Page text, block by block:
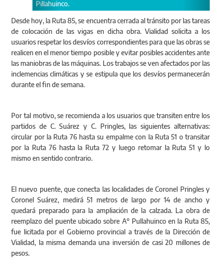
Desde hoy, la Ruta 85, se encuentra cerrada al tránsito por las tareas
de colocación de las vigas en dicha obra. Vialidad solicita a los
usuarios respetar los desvíos correspondientes para que las obras se
realicen en el menor tiempo posible y evitar posibles accidentes ante
las maniobras de las máquinas. Los trabajos se ven afectados por las
inclemencias climáticas y se estipula que los desvíos permanecerán
durante el fin de semana.
Por tal motivo, se recomienda a los usuarios que transiten entre los
partidos de C. Suárez y C. Pringles, las siguientes alternativas:
circular por la Ruta 76 hasta su empalme con la Ruta 51 o transitar
por la Ruta 76 hasta la Ruta 72 y luego retomar la Ruta 51 y lo
mismo en sentido contrario.
El nuevo puente, que conecta las localidades de Coronel Pringles y
Coronel Suárez, medirá 51 metros de largo por 14 de ancho y
quedará preparado para la ampliación de la calzada. La obra de
reemplazo del puente ubicado sobre A° Pullahuinco en la Ruta 85,
fue licitada por el Gobierno provincial a través de la Dirección de
Vialidad, la misma demanda una inversión de casi 20 millones de
pesos.